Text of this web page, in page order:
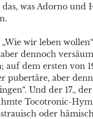
was Adorno und
wir leben
dennoch
auf dem ersten von
pubertäre, aber
Und der 17.,
Tocotronic-
oder